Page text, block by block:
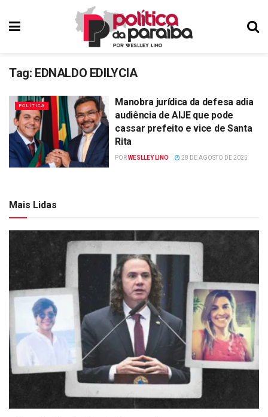
Tag: EDNALDO EDILYCIA
POLÍTICA
Manobra jurídica da defesa adia
audiência de AIJE que pode
cassar prefeito e vice de Santa
Rita
PORWESLLEY LINO 28 DE AGOSTO DE 2025
Mais Lidas